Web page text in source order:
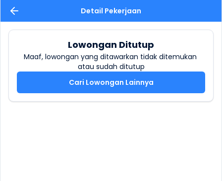
Detail Pekerjaan
Lowongan Ditutup
Maaf, lowongan yang ditawarkan tidak ditemukan
atau sudah ditutup
Cari Lowongan Lainnya